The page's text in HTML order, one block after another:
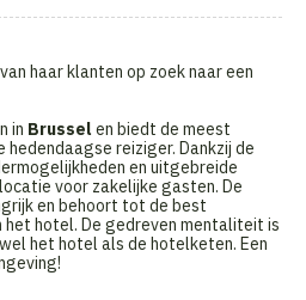
haar klanten op zoek naar een
in Brussel en biedt de meest
reiziger. Dankzij de
en uitgebreide
voor zakelijke gasten. De
en behoort tot de best
hotel. De gedreven mentaliteit is
het hotel als de hotelketen. Een